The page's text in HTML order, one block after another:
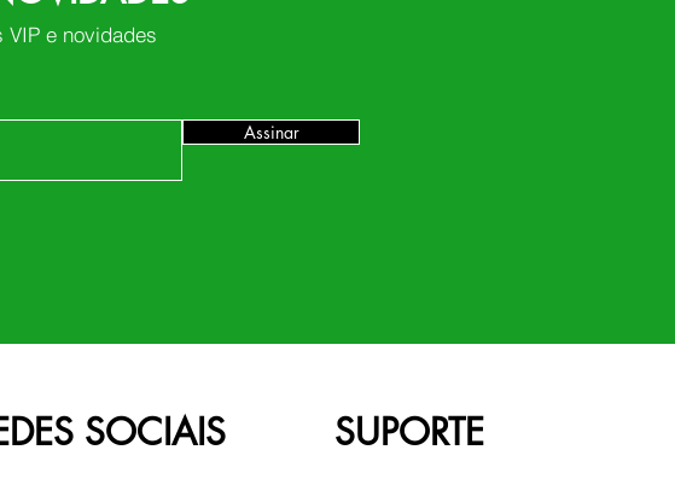
e novidades
Assinar
SOCIAIS SUPORTE